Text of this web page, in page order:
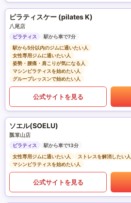
ピラティスケー (pilates K)
八尾店
ピラティス
駅から車で7分
駅から5分以内のジムに通いたい人
女性専用ジムに通いたい人
姿勢・腰痛・肩こりが気になる人
マシンピラティスを始めたい人
グループレッスンで始めたい人
公式サイトを見る
ソエル(SOELU)
瓢箪山店
ピラティス
駅から車で13分
女性専用ジムに通いたい人
ストレスを解消したい人
マシンピラティスを始めたい人
公式サイトを見る